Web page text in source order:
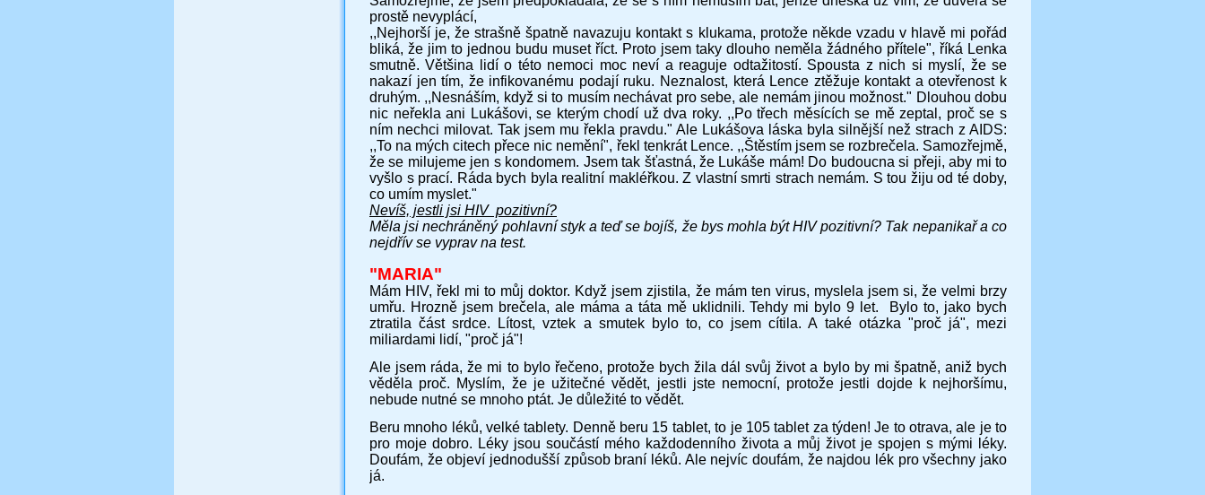
prostě nevyplácí,
,,Nejhorší je, že strašně špatně navazuju kontakt s klukama, protože někde vzadu v hlavě mi pořád
bliká, že jim to jednou budu muset říct. Proto jsem taky dlouho neměla žádného přítele", říká Lenka
smutně. Většina lidí o této nemoci moc neví a reaguje odtažitostí. Spousta z nich si myslí, že se
nakazí jen tím, že infikovanému podají ruku. Neznalost, která Lence ztěžuje kontakt a otevřenost k
druhým. ,,Nesnáším, když si to musím nechávat pro sebe, ale nemám jinou možnost." Dlouhou dobu
nic neřekla ani Lukášovi, se kterým chodí už dva roky. ,,Po třech měsících se mě zeptal, proč se s
ním nechci milovat. Tak jsem mu řekla pravdu." Ale Lukášova láska byla silnější než strach z AIDS:
,,To na mých citech přece nic nemění", řekl tenkrát Lence. ,,Štěstím jsem se rozbrečela. Samozřejmě,
že se milujeme jen s kondomem. Jsem tak šťastná, že Lukáše mám! Do budoucna si přeji, aby mi to
vyšlo s prací. Ráda bych byla realitní makléřkou. Z vlastní smrti strach nemám. S tou žiju od té doby,
co umím myslet."
Nevíš, jestli jsi HIV pozitivní?
Měla jsi nechráněný pohlavní styk a teď se bojíš, že bys mohla být HIV pozitivní? Tak nepanikař a co
nejdřív se vyprav na test.
"MARIA"
Mám HIV, řekl mi to můj doktor. Když jsem zjistila, že mám ten virus, myslela jsem si, že velmi brzy
umřu. Hrozně jsem brečela, ale máma a táta mě uklidnili. Tehdy mi bylo 9 let.
Bylo to, jako bych
ztratila část srdce. Lítost, vztek a smutek bylo to, co jsem cítila. A také otázka "proč já", mezi
miliardami lidí, "proč já"!
Ale jsem ráda, že mi to bylo řečeno, protože bych žila dál svůj život a bylo by mi špatně, aniž bych
věděla proč. Myslím, že je užitečné vědět, jestli jste nemocní, protože jestli dojde k nejhoršímu,
nebude nutné se mnoho ptát. Je důležité to vědět.
Beru mnoho léků, velké tablety. Denně beru 15 tablet, to je 105 tablet za týden! Je to otrava, ale je to
pro moje dobro. Léky jsou součástí mého každodenního života a můj život je spojen s mými léky.
Doufám, že objeví jednodušší způsob braní léků. Ale nejvíc doufám, že najdou lék pro všechny jako
já.